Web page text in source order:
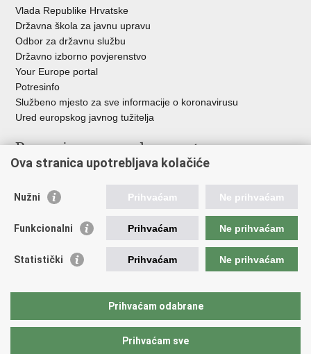
Vlada Republike Hrvatske
Državna škola za javnu upravu
Odbor za državnu službu
Državno izborno povjerenstvo
Your Europe portal
Potresinfo
Službeno mjesto za sve informacije o koronavirusu
Ured europskog javnog tužitelja
Poveznice pravosudnog sustava
Državno odvjetništvo
Ured za suzbijanje korupcije i organiziranog kriminaliteta
Državnoodvjetničko vijeće
Hrvatska odvjetnička komora
Europski pravosudni portal
Ova stranica upotrebljava kolačiće
Nužni Prihvaćam Ne prihvaćam
Funkcionalni Prihvaćam Ne prihvaćam
Statistički Prihvaćam Ne prihvaćam
Prihvaćam odabrane
Prihvaćam sve